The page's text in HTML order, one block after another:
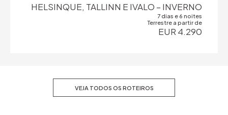
HELSINQUE, TALLINN E IVALO – INVERNO
7 dias e 6 noites
Terrestre a partir de
EUR 4.290
VEJA TODOS OS ROTEIROS